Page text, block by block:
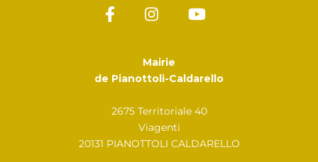
Mairie
de Pianottoli-Caldarello
2675 Territoriale 40
Viagenti
20131 PIANOTTOLI CALDARELLO